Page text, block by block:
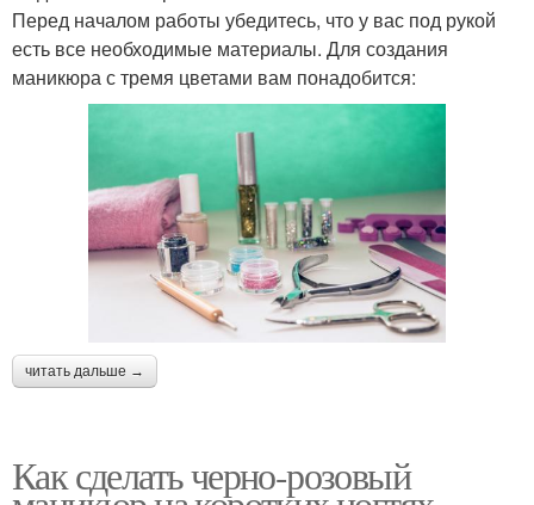
Перед началом работы убедитесь, что у вас под рукой
есть все необходимые материалы. Для создания
маникюра с тремя цветами вам понадобится:
читать дальше →
Как сделать черно-розовый